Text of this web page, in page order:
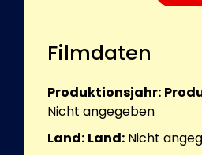
Filmdaten
Produktionsjahr:
Nicht angegeben
Land: Land: Nicht